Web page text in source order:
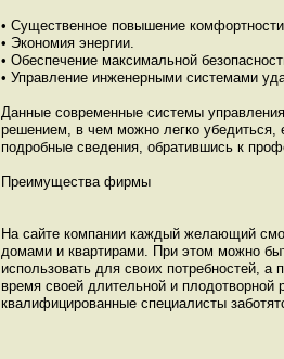
• Существенное повышение
• Экономия энергии.
• Обеспечение максимальной
• Управление инженерными системами
Данные современные системы
решением, в чем можно легко убедиться,
подробные сведения, обратившись к
Преимущества фирмы
На сайте компании каждый желающий
домами и квартирами. При этом можно
использовать для своих потребностей,
время своей длительной и плодотворной
квалифицированные специалисты